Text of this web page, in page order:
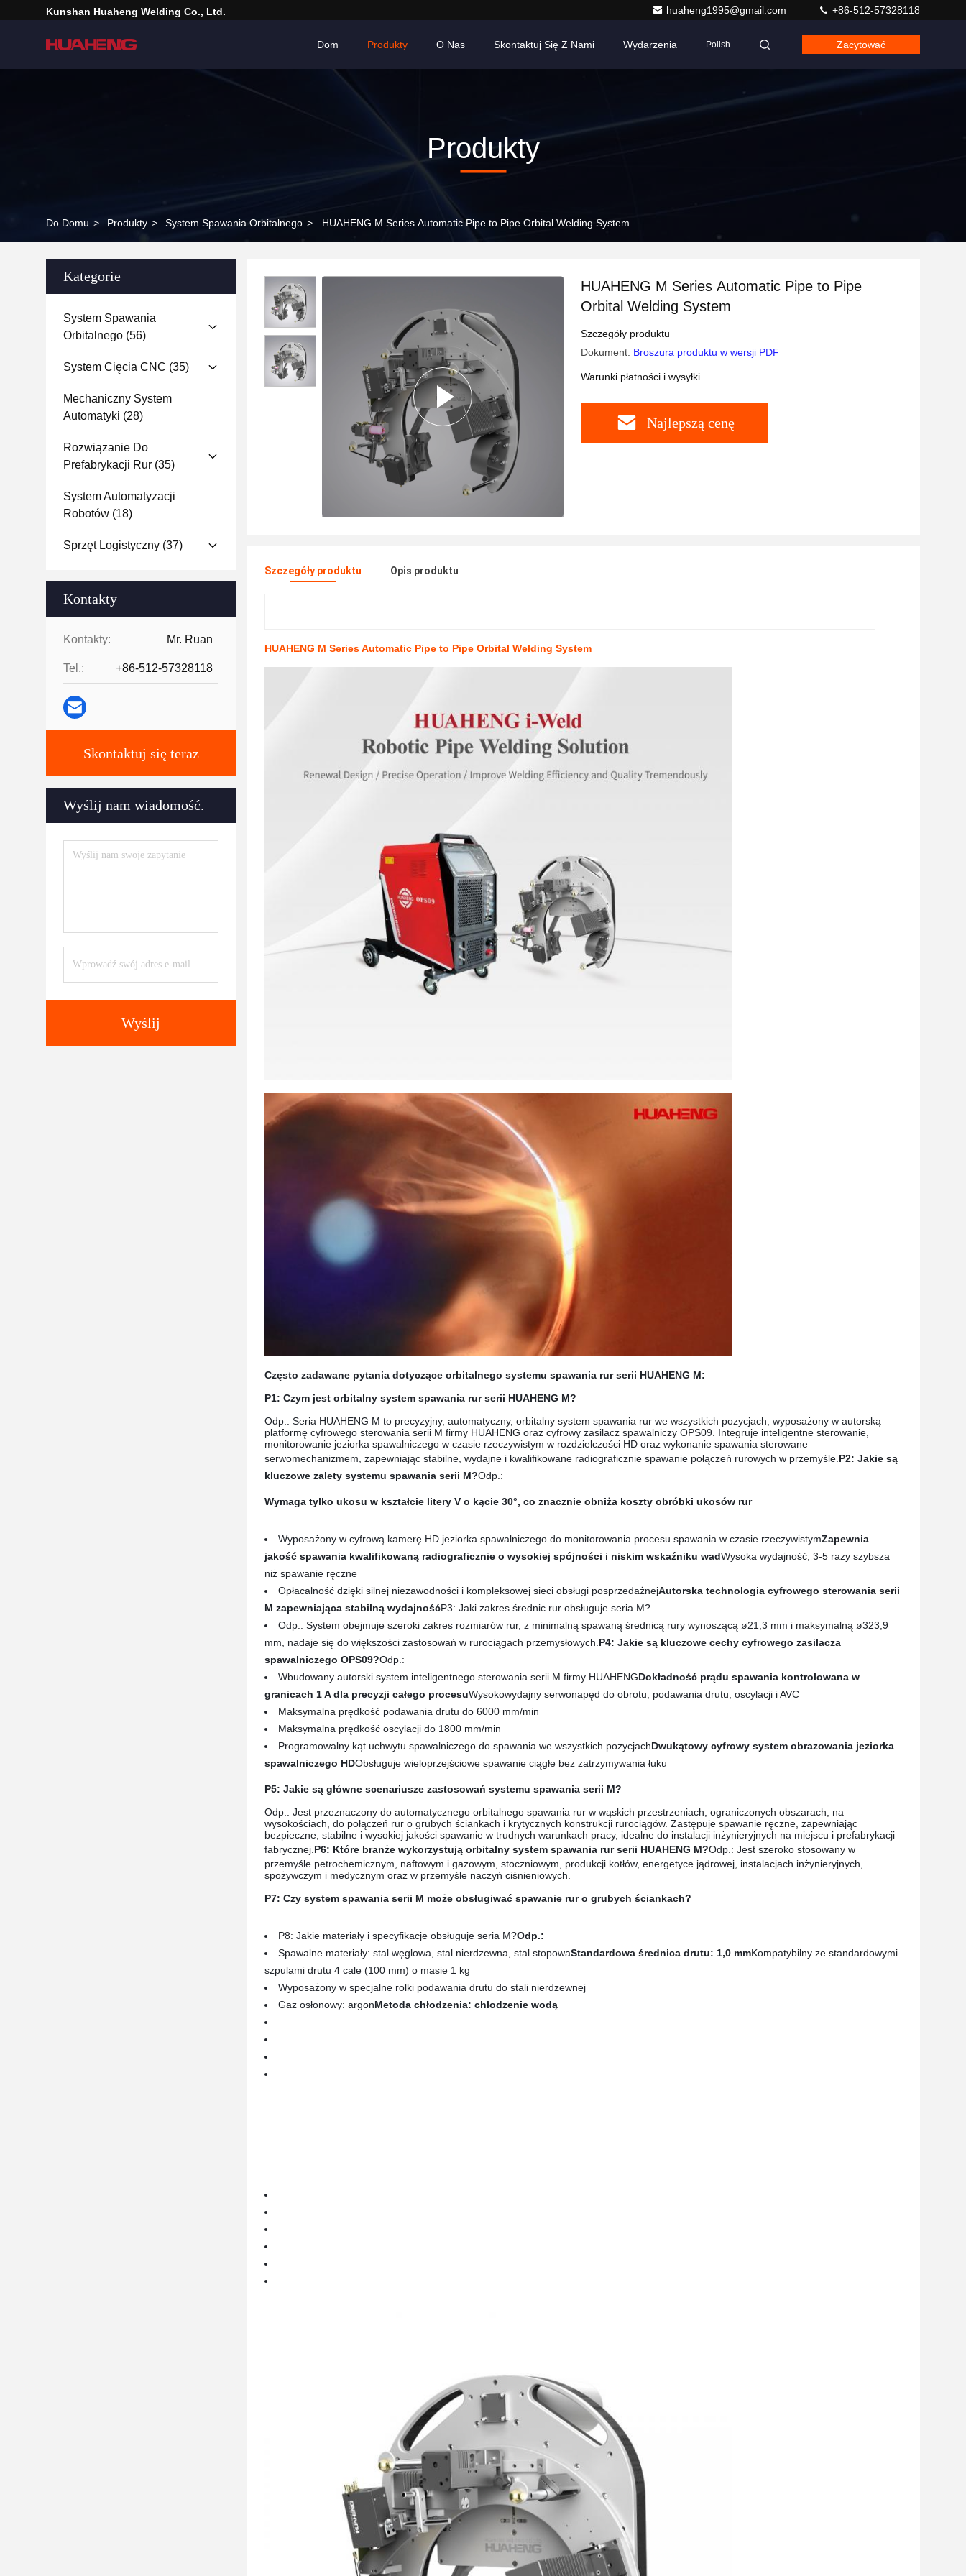
Kunshan Huaheng Welding Co., Ltd. huaheng1995@gmail.com +86-512-57328118
Dom Produkty O Nas Skontaktuj Się Z Nami Wydarzenia Polish Zacytować
Produkty
Do Domu > Produkty > System Spawania Orbitalnego > HUAHENG M Series Automatic Pipe to Pipe Orbital Welding System
Kategorie
System Spawania
Orbitalnego (56)
System Cięcia CNC (35)
Mechaniczny System
Automatyki (28)
Rozwiązanie Do
Prefabrykacji Rur (35)
System Automatyzacji
Robotów (18)
Sprzęt Logistyczny (37)
Kontakty
Kontakty: Mr. Ruan
Tel.: +86-512-57328118
Skontaktuj się teraz
Wyślij nam wiadomość.
Wyślij
HUAHENG M Series Automatic Pipe to Pipe
Orbital Welding System
Szczegóły produktu
Dokument: Broszura produktu w wersji PDF
Warunki płatności i wysyłki
Najlepszą cenę
Szczegóły produktu Opis produktu
HUAHENG M Series Automatic Pipe to Pipe Orbital Welding System
Często zadawane pytania dotyczące orbitalnego systemu spawania rur serii HUAHENG M:
P1: Czym jest orbitalny system spawania rur serii HUAHENG M?
Odp.: Seria HUAHENG M to precyzyjny, automatyczny, orbitalny system spawania rur we wszystkich pozycjach, wyposażony w autorską
platformę cyfrowego sterowania serii M firmy HUAHENG oraz cyfrowy zasilacz spawalniczy OPS09. Integruje inteligentne sterowanie,
monitorowanie jeziorka spawalniczego w czasie rzeczywistym w rozdzielczości HD oraz wykonanie spawania sterowane
serwomechanizmem, zapewniając stabilne, wydajne i kwalifikowane radiograficznie spawanie połączeń rurowych w przemyśle. P2: Jakie są
kluczowe zalety systemu spawania serii M?Odp.:
Wymaga tylko ukosu w kształcie litery V o kącie 30°, co znacznie obniża koszty obróbki ukosów rur
Wyposażony w cyfrową kamerę HD jeziorka spawalniczego do monitorowania procesu spawania w czasie rzeczywistymZapewnia
jakość spawania kwalifikowaną radiograficznie o wysokiej spójności i niskim wskaźniku wadWysoka wydajność, 3-5 razy szybsza
niż spawanie ręczne
Opłacalność dzięki silnej niezawodności i kompleksowej sieci obsługi posprzedażnejAutorska technologia cyfrowego sterowania serii
M zapewniająca stabilną wydajnośćP3: Jaki zakres średnic rur obsługuje seria M?
Odp.: System obejmuje szeroki zakres rozmiarów rur, z minimalną spawaną średnicą rury wynoszącą ø21,3 mm i maksymalną ø323,9
mm, nadaje się do większości zastosowań w rurociągach przemysłowych. P4: Jakie są kluczowe cechy cyfrowego zasilacza
spawalniczego OPS09?Odp.:
Wbudowany autorski system inteligentnego sterowania serii M firmy HUAHENGDokładność prądu spawania kontrolowana w
granicach 1 A dla precyzji całego procesuWysokowydajny serwonapęd do obrotu, podawania drutu, oscylacji i AVC
Maksymalna prędkość podawania drutu do 6000 mm/min
Maksymalna prędkość oscylacji do 1800 mm/min
Programowalny kąt uchwytu spawalniczego do spawania we wszystkich pozycjachDwukątowy cyfrowy system obrazowania jeziorka
spawalniczego HDObsługuje wieloprzejściowe spawanie ciągłe bez zatrzymywania łuku
P5: Jakie są główne scenariusze zastosowań systemu spawania serii M?
Odp.: Jest przeznaczony do automatycznego orbitalnego spawania rur w wąskich przestrzeniach, ograniczonych obszarach, na
wysokościach, do połączeń rur o grubych ściankach i krytycznych konstrukcji rurociągów. Zastępuje spawanie ręczne, zapewniając
bezpieczne, stabilne i wysokiej jakości spawanie w trudnych warunkach pracy, idealne do instalacji inżynieryjnych na miejscu i prefabrykacji
fabrycznej. P6: Które branże wykorzystują orbitalny system spawania rur serii HUAHENG M?Odp.: Jest szeroko stosowany w
przemyśle petrochemicznym, naftowym i gazowym, stoczniowym, produkcji kotłów, energetyce jądrowej, instalacjach inżynieryjnych,
spożywczym i medycznym oraz w przemyśle naczyń ciśnieniowych.
P7: Czy system spawania serii M może obsługiwać spawanie rur o grubych ściankach?
P8: Jakie materiały i specyfikacje obsługuje seria M?Odp.:
Spawalne materiały: stal węglowa, stal nierdzewna, stal stopowaStandardowa średnica drutu: 1,0 mmKompatybilny ze standardowymi
szpulami drutu 4 cale (100 mm) o masie 1 kg
Wyposażony w specjalne rolki podawania drutu do stali nierdzewnej
Gaz osłonowy: argonMetoda chłodzenia: chłodzenie wodą